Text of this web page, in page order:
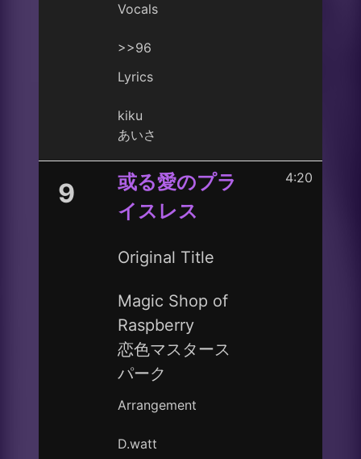
Vocals
>>96
Lyrics
kiku
あいさ
9
或る愛のプラ
イスレス
Original Title
Magic Shop of
Raspberry
恋色マスタース
パーク
Arrangement
D.watt
4:20